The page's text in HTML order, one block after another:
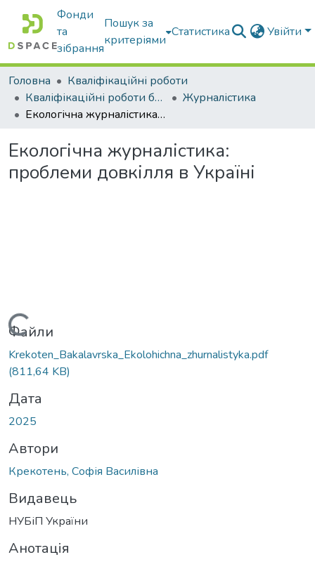
Фонди
та
зібрання
Пошук за
критеріями
Статистика Увійти
Головна
Кваліфікаційні роботи
Кваліфікаційні роботи бакалаврів
Журналістика
Екологічна журналістика: проблеми довкілля в Україні
Екологічна журналістика:
проблеми довкілля в Україні
Вантажиться...
Файли
Krekoten_Bakalavrska_Ekolohichna_zhurnalistyka.pdf
(811,64 KB)
Дата
2025
Автори
Крекотень, Софія Василівна
Видавець
НУБіП України
Анотація